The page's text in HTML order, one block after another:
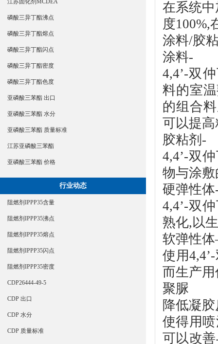
江苏固化剂MCDEA
磷酸三异丁酯沸点
磷酸三异丁酯熔点
磷酸三异丁酯闪点
磷酸三异丁酯密度
磷酸三异丁酯色度
亚磷酸三苯酯 出口
亚磷酸三苯酯 水分
亚磷酸三苯酯 质量标准
江苏亚磷酸三苯酯
亚磷酸三苯酯 价格
行业动态
阻燃剂IPPP35含量
阻燃剂IPPP35沸点
阻燃剂IPPP35熔点
阻燃剂IPPP35闪点
阻燃剂IPPP35密度
CDP26444-49-5
CDP 出口
CDP 水分
CDP 质量标准
在系统中
度100%,
涂料/胶
涂料-
4,4’-双
料的室
的组合
可以提
胶粘剂-
4,4’-双
物与涂
硬弹性体
4,4’-双
熟化,以
软弹性体
使用
而生产
聚脲
降低凝
使得用
可以改